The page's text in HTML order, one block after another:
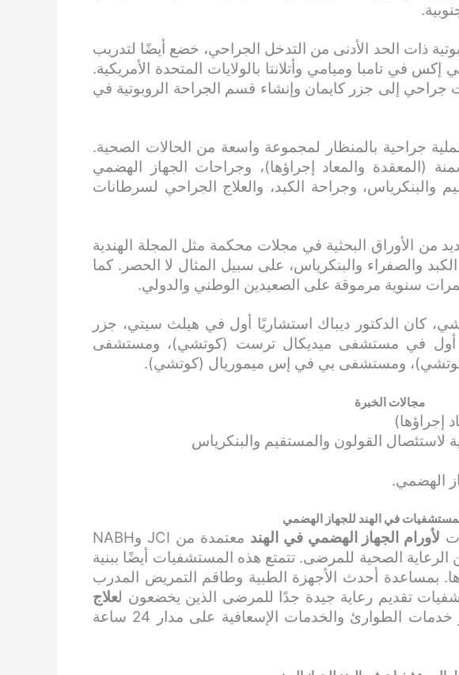
ذات الحد الأدنى من التدخل الجراحي، خضع أيضًا لتدريب
في تامبا وميامي وأتلانتا بالولايات المتحدة الأمريكية.
إلى جزر كايمان وإنشاء قسم الجراحة الروبوتية في
الدكتور ديباك أكثر من 2500 عملية جراحية بالمنظار لمجموعة واسعة من الحالات الصحية.
(المعقدة والمعاد إجراؤها)، وجراحات الجهاز الهضمي
والبنكرياس، وجراحة الكبد، والعلاج الجراحي لسرطانات
من الأوراق البحثية في مجلات محكمة مثل المجلة الهندية
والصفراء والبنكرياس، على سبيل المثال لا الحصر. كما
سنوية مرموقة على الصعيدين الوطني والدولي.
كان الدكتور ديباك استشاريًا أول في هيلث سيتي، جزر
أول في مستشفى ميديكال ترست (كوتشي)، ومستشفى
ومستشفى بي في إس ميموريال (كوتشي).
مجالات الخبرة
إجراؤها)
لاستئصال القولون والمستقيم والبنكرياس
الهضمي.
في الهند للجهاز الهضمي
لأورام الجهاز الهضمي في الهند
معتمدة من JCI وNABH
الصحية للمرضى. تتمتع هذه المستشفيات أيضًا ببنية
بمساعدة أحدث الأجهزة الطبية وطاقم التمريض المدرب
تقديم رعاية جيدة جدًا للمرضى الذين يخضعون لعلاج
. كما أنها توفر خدمات الطوارئ والخدمات الإسعافية على مدار 24 ساعة